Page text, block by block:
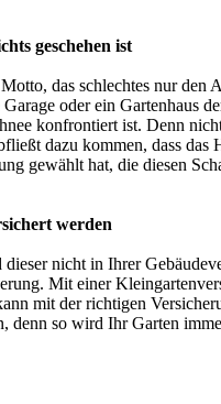
geschehen ist
das schlechtes nur
oder ein Gartenhaus
konfrontiert ist. Denn
dazu kommen, dass
gewählt hat, die diesen
werden
nicht in Ihrer
Mit einer
mit der richtigen
denn so wird Ihr Garten